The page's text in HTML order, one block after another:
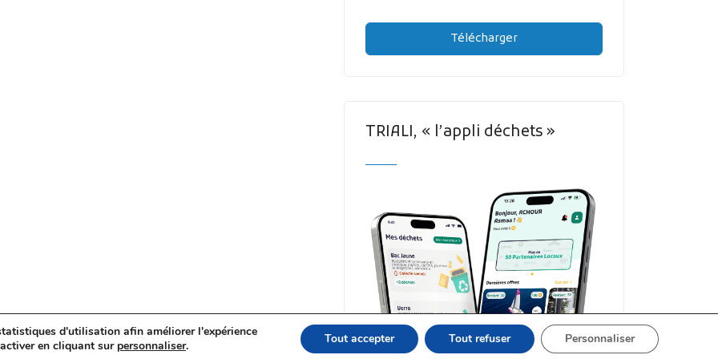
Télécharger
TRIALI, « l’appli déchets »
d'utilisation afin améliorer l'expérience
en cliquant sur personnaliser. Tout accepter Tout refuser Personnaliser